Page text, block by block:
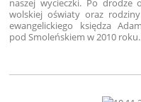
naszej wycieczki. Po drodze
wolskiej oświaty oraz
ewangelickiego księdza
pod Smoleńskiem w 2010 roku.